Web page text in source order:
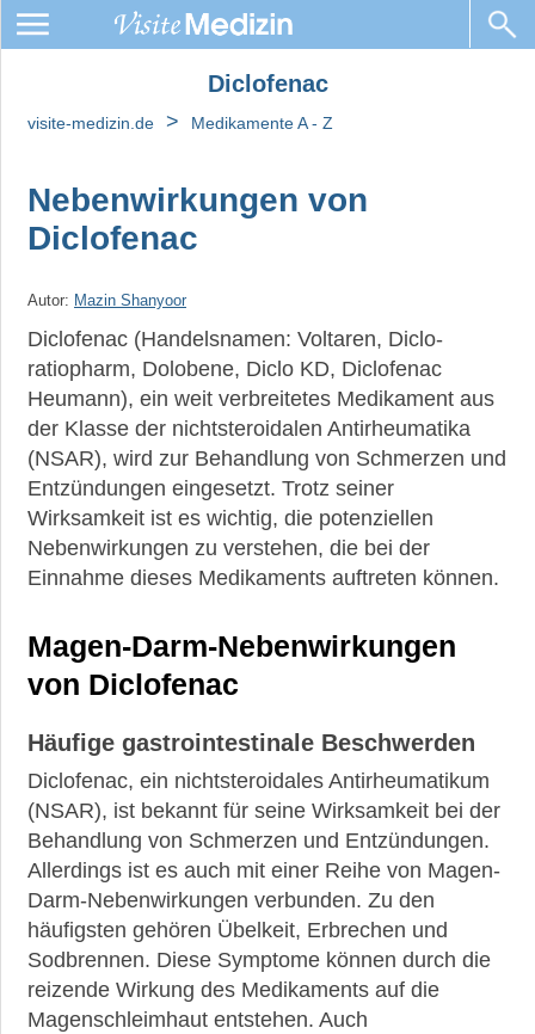
Diclofenac
visite-medizin.de > Medikamente A - Z
Nebenwirkungen von
Diclofenac
Autor: Mazin Shanyoor
Diclofenac (Handelsnamen: Voltaren, Diclo-
ratiopharm, Dolobene, Diclo KD, Diclofenac
Heumann), ein weit verbreitetes Medikament aus
der Klasse der nichtsteroidalen Antirheumatika
(NSAR), wird zur Behandlung von Schmerzen und
Entzündungen eingesetzt. Trotz seiner
Wirksamkeit ist es wichtig, die potenziellen
Nebenwirkungen zu verstehen, die bei der
Einnahme dieses Medikaments auftreten können.
Magen-Darm-Nebenwirkungen
von Diclofenac
Häufige gastrointestinale Beschwerden
Diclofenac, ein nichtsteroidales Antirheumatikum
(NSAR), ist bekannt für seine Wirksamkeit bei der
Behandlung von Schmerzen und Entzündungen.
Allerdings ist es auch mit einer Reihe von Magen-
Darm-Nebenwirkungen verbunden. Zu den
häufigsten gehören Übelkeit, Erbrechen und
Sodbrennen. Diese Symptome können durch die
reizende Wirkung des Medikaments auf die
Magenschleimhaut entstehen. Auch
Tabletten,
Gele
Diclofenac-
Wirkung,
und
Dosierung
Diclofenac
Salbe/Gel
Warum
sollte
man
Rheuma
nicht
Diclofenac
behandeln?
Nebenwirkungen
von
Diclofenac
Diclofenac
nicht
mit
anderen
Schmerzmitteln
der
gleichen
Gruppe
kombinieren